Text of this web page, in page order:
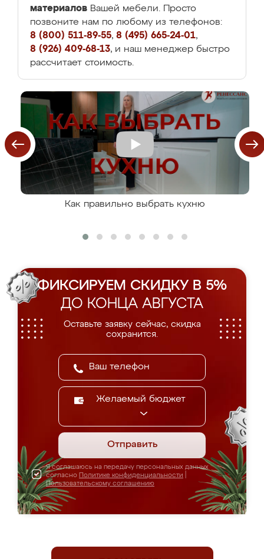
материалов Вашей мебели. Просто
позвоните нам по любому из телефонов:
8 (800) 511-89-55, 8 (495) 665-24-01,
8 (926) 409-68-13, и наш менеджер быстро
рассчитает стоимость.
Как правильно выбрать кухню
ФИКСИРУЕМ СКИДКУ В 5%
ДО КОНЦА АВГУСТА
Оставьте заявку сейчас, скидка
сохранится.
Желаемый бюджет
Отправить
Я соглашаюсь на передачу персональных данных
согласно Политике конфиденциальности
Пользовательскому соглашению